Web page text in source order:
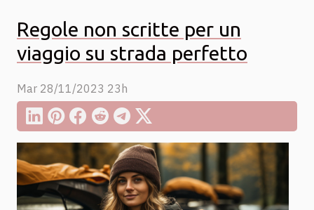
Regole non scritte per un
viaggio su strada perfetto
Mar 28/11/2023 23h